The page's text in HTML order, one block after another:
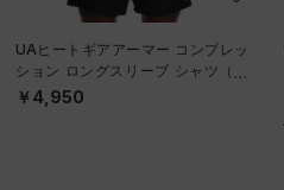
UAヒートギアアーマー コンプレッ
ション ロングスリーブ シャツ（ト
レーニング/MEN）
￥4,950